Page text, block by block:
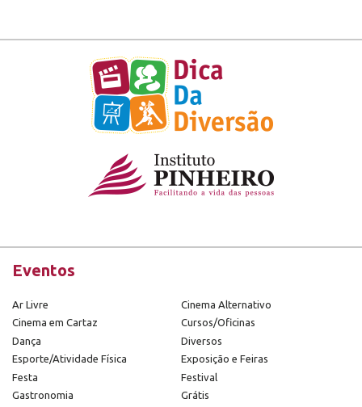
Eventos
Ar Livre
Cinema Alternativo
Cinema em Cartaz
Cursos/Oficinas
Dança
Diversos
Esporte/Atividade Física
Exposição e Feiras
Festa
Festival
Gastronomia
Grátis